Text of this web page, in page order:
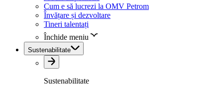
Cum e să lucrezi la OMV Petrom
Învățare și dezvoltare
Tineri talentați
Închide meniu
Sustenabilitate
Sustenabilitate